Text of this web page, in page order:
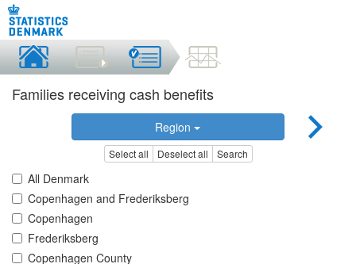
Families receiving cash benefits
Region
Select all Deselect all Search
All Denmark
Copenhagen and Frederiksberg
Copenhagen
Frederiksberg
Copenhagen County